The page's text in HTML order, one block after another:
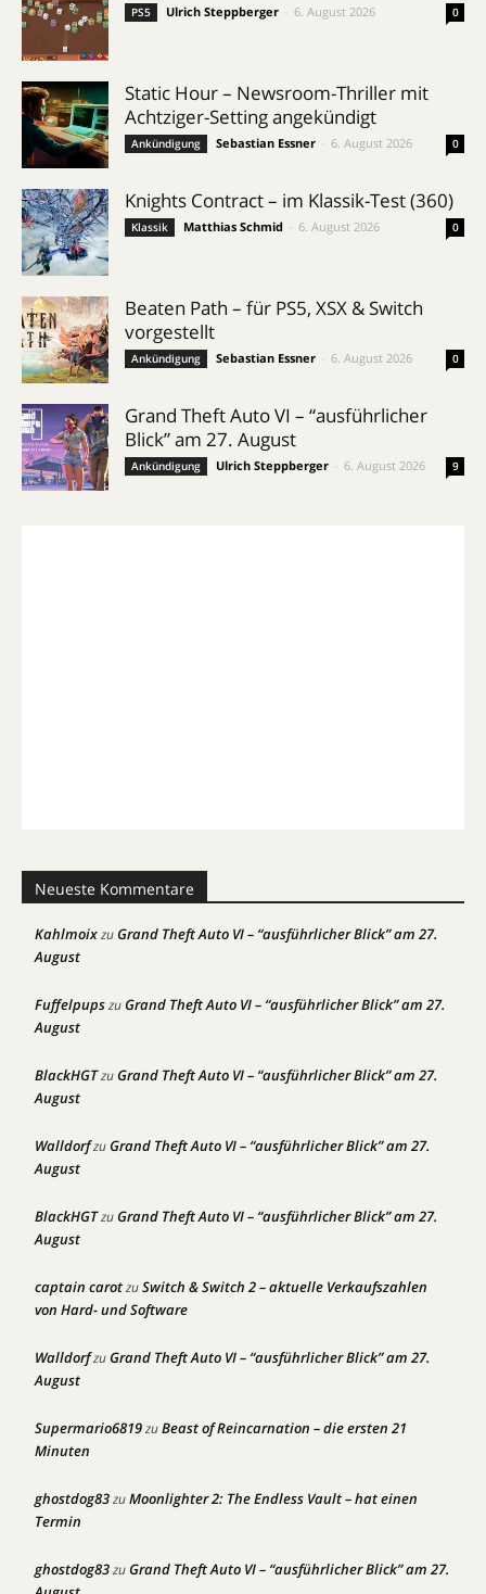
PS5 Ulrich Steppberger 6. August 2026 0
Static Hour – Newsroom-Thriller mit
Achtziger-Setting angekündigt
Ankündigung Sebastian Essner 6. August 2026 0
Knights Contract – im Klassik-Test (360)
Klassik Matthias Schmid 6. August 2026 0
Beaten Path – für PS5, XSX & Switch
vorgestellt
Ankündigung Sebastian Essner 6. August 2026 0
Grand Theft Auto VI – “ausführlicher
Blick” am 27. August
Ankündigung Ulrich Steppberger 6. August 2026 9
Neueste Kommentare
KahlmoixzuGrand Theft Auto VI – “ausführlicher Blick” am 27.
August
FuffelpupszuGrand Theft Auto VI – “ausführlicher Blick” am 27.
August
BlackHGTzuGrand Theft Auto VI – “ausführlicher Blick” am 27.
August
WalldorfzuGrand Theft Auto VI – “ausführlicher Blick” am 27.
August
BlackHGTzuGrand Theft Auto VI – “ausführlicher Blick” am 27.
August
captain carotzuSwitch & Switch 2 – aktuelle Verkaufszahlen
von Hard- und Software
WalldorfzuGrand Theft Auto VI – “ausführlicher Blick” am 27.
August
Supermario6819zuBeast of Reincarnation – die ersten 21
Minuten
ghostdog83zuMoonlighter 2: The Endless Vault – hat einen
Termin
ghostdog83zuGrand Theft Auto VI – “ausführlicher Blick” am 27.